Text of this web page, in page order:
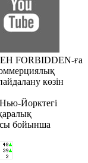
FORBIDDEN-ға
көзін
Йорктегі
бойынша